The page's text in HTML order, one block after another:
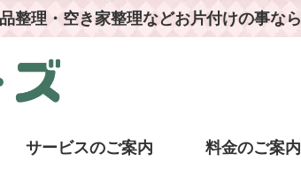
整理・空き家整理などお片付けの事なら
サービスのご案内 料金のご案内